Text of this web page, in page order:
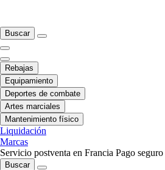
Buscar
Rebajas
Equipamiento
Deportes de combate
Artes marciales
Mantenimiento físico
Liquidación
Marcas
Servicio postventa en Francia Pago seguro
Buscar